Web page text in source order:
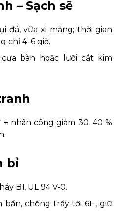
– Sạch sẽ
đá, vữa xi măng; thời gian
chỉ 4–6 giờ.
bàn hoặc lưỡi cắt kim
nhân công giảm 30–40 %
bỉ
B1, UL 94 V‑0.
bẩn, chống trầy tới 6H, giữ